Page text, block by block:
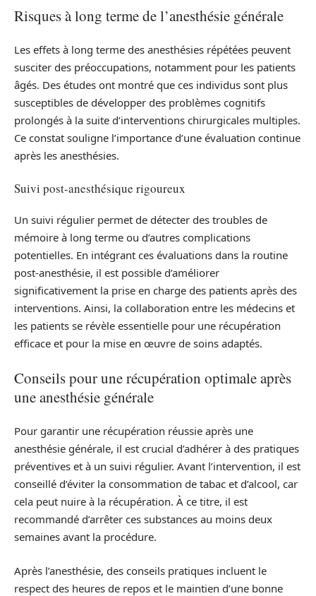
Risques à long terme de l’anesthésie générale
Les effets à long terme des anesthésies répétées peuvent
susciter des préoccupations, notamment pour les patients
âgés. Des études ont montré que ces individus sont plus
susceptibles de développer des problèmes cognitifs
prolongés à la suite d’interventions chirurgicales multiples.
Ce constat souligne l’importance d’une évaluation continue
après les anesthésies.
Suivi post-anesthésique rigoureux
Un suivi régulier permet de détecter des troubles de
mémoire à long terme ou d’autres complications
potentielles. En intégrant ces évaluations dans la routine
post-anesthésie, il est possible d’améliorer
significativement la prise en charge des patients après des
interventions. Ainsi, la collaboration entre les médecins et
les patients se révèle essentielle pour une récupération
efficace et pour la mise en œuvre de soins adaptés.
Conseils pour une récupération optimale après
une anesthésie générale
Pour garantir une récupération réussie après une
anesthésie générale, il est crucial d’adhérer à des pratiques
préventives et à un suivi régulier. Avant l’intervention, il est
conseillé d’éviter la consommation de tabac et d’alcool, car
cela peut nuire à la récupération. À ce titre, il est
recommandé d’arrêter ces substances au moins deux
semaines avant la procédure.
Après l’anesthésie, des conseils pratiques incluent le
respect des heures de repos et le maintien d’une bonne